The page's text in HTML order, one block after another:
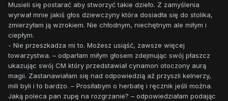
Musieli się postarać aby stworzyć takie dzieło. Z zamyślenia
wyrwał mnie jakiś głos dziewczyny która dosiadła się do stolika,
zmierzyłam ją wzrokiem. Nie chłodnym, niechętnym ale miłym i
ciepłym.
- Nie przeszkadza mi to. Możesz usiąść, zawsze więcej
towarzystwa. – odparłam miłym głosem zdejmując swój płaszcz
ukazując swój CM który przedstawiał cynamon otoczony aurą
magii. Zastanawiałam się nad odpowiedzią aż przyszli kelnerzy,
mili byli i to bardzo. – Prosiłabym o herbatę i ręcznik jeśli można.
Jaką poleca pan zupę na rozgrzanie? – odpowiedziałam podając